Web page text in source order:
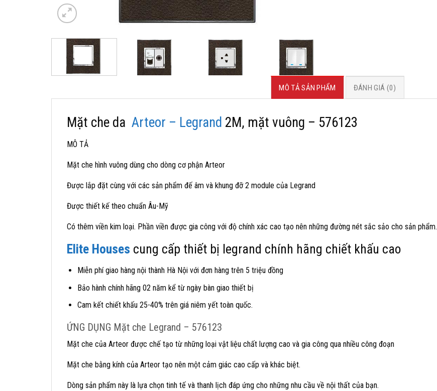
MÔ TẢ SẢN PHẨM ĐÁNH GIÁ (0)
Mặt che da Arteor – Legrand 2M, mặt vuông – 576123
MÔ TẢ
Mặt che hình vuông dùng cho dòng cơ phận Arteor
Được lắp đặt cùng với các sản phẩm đế âm và khung đỡ 2 module của Legrand
Được thiết kế theo chuẩn Âu-Mỹ
Có thêm viền kim loại. Phần viền được gia công với độ chính xác cao tạo nên những đường nét sắc sảo cho sản phẩm.
Elite Houses cung cấp thiết bị legrand chính hãng chiết khấu cao
Miễn phí giao hàng nội thành Hà Nội với đơn hàng trên 5 triệu đồng
Bảo hành chính hãng 02 năm kể từ ngày bàn giao thiết bị
Cam kết chiết khấu 25-40% trên giá niêm yết toàn quốc.
ỨNG DỤNG Mặt che Legrand – 576123
Mặt che của Arteor được chế tạo từ những loại vật liệu chất lượng cao và gia công qua nhiều công đoạn
Mặt che bằng kính của Arteor tạo nên một cảm giác cao cấp và khác biệt.
Dòng sản phẩm này là lựa chọn tinh tế và thanh lịch đáp ứng cho những nhu cầu về nội thất của bạn.